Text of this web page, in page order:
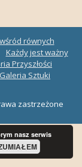
równych
Każdy jest ważny
Przyszłości
Sztuki
zastrzeżone
nasz serwis